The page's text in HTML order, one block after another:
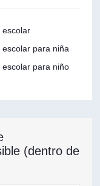
escolar
para niña
para niño
(dentro de